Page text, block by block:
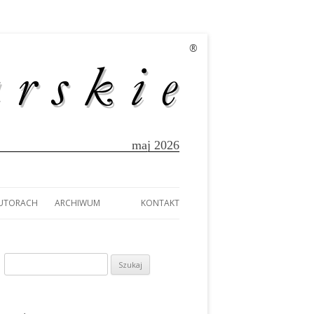
maj 2026
®
Z
ARCHIWUM KONTAKT